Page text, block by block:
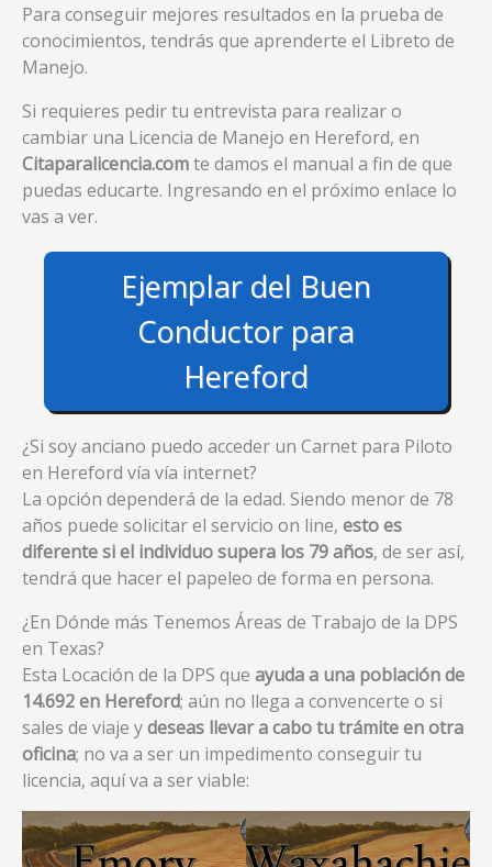
Para conseguir mejores resultados en la prueba de
conocimientos, tendrás que aprenderte el Libreto de
Manejo.
Si requieres pedir tu entrevista para realizar o
cambiar una Licencia de Manejo en Hereford, en
Citaparalicencia.comte damos el manual a fin de que
puedas educarte. Ingresando en el próximo enlace lo
vas a ver.
Ejemplar del Buen
Conductor para
Hereford
¿Si soy anciano puedo acceder un Carnet para Piloto
en Hereford vía vía internet?
La opción dependerá de la edad. Siendo menor de 78
años puede solicitar el servicio on line, esto es
diferente si el individuo supera los 79 años, de ser así,
tendrá que hacer el papeleo de forma en persona.
¿En Dónde más Tenemos Áreas de Trabajo de la DPS
en Texas?
Esta Locación de la DPS que ayuda a una población de
14.692 en Hereford; aún no llega a convencerte o si
sales de viaje ydeseas llevar a cabo tu trámite en otra
oficina; no va a ser un impedimento conseguir tu
licencia, aquí va a ser viable: